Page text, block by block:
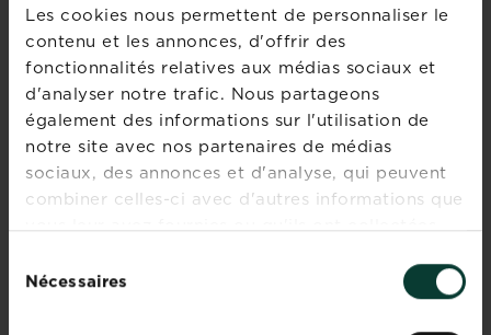
Les cookies nous permettent de personnaliser le
contenu et les annonces, d'offrir des
fonctionnalités relatives aux médias sociaux et
d'analyser notre trafic. Nous partageons
également des informations sur l'utilisation de
notre site avec nos partenaires de médias
sociaux, des annonces et d'analyse, qui peuvent
combiner celles-ci avec d'autres informations que
vous leur avez fournies ou qu'ils ont collectées
duNécessaires
Jardin de ville
Le
point
du
citadin,
En savoir plussur Jardin de ville
sur Jardin suspendu